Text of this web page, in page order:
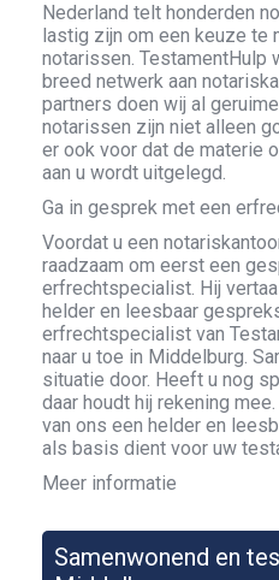
Nederland telt honderden
lastig zijn om een keuze te
notarissen. TestamentHulp
breed netwerk aan
partners doen wij al
notarissen zijn niet alleen
er ook voor dat de materie
aan u wordt uitgelegd.
Ga in gesprek met een
Voordat u een
raadzaam om eerst een
erfrechtspecialist. Hij
helder en leesbaar
erfrechtspecialist van
naar u toe in Middelburg.
situatie door. Heeft u nog
daar houdt hij rekening
van ons een helder en
als basis dient voor uw
Meer informatie
Samenwonend en